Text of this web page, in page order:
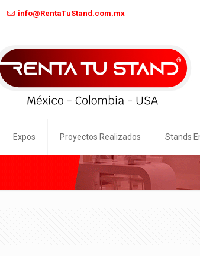
info@RentaTuStand.com.mx
Expos Proyectos Realizados Stands